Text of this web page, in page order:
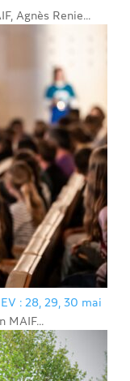
Agnès Renie...
: 28, 29, 30 mai
MAIF...